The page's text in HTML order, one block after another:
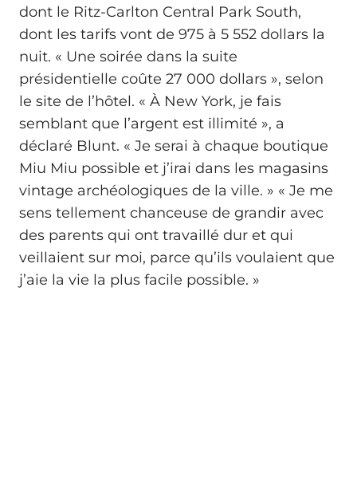
dont le Ritz-Carlton Central Park South,
dont les tarifs vont de 975 à 5 552 dollars la
nuit. « Une soirée dans la suite
présidentielle coûte 27 000 dollars », selon
le site de l’hôtel. « À New York, je fais
semblant que l’argent est illimité », a
déclaré Blunt. « Je serai à chaque boutique
Miu Miu possible et j’irai dans les magasins
vintage archéologiques de la ville. » « Je me
sens tellement chanceuse de grandir avec
des parents qui ont travaillé dur et qui
veillaient sur moi, parce qu’ils voulaient que
j’aie la vie la plus facile possible. »